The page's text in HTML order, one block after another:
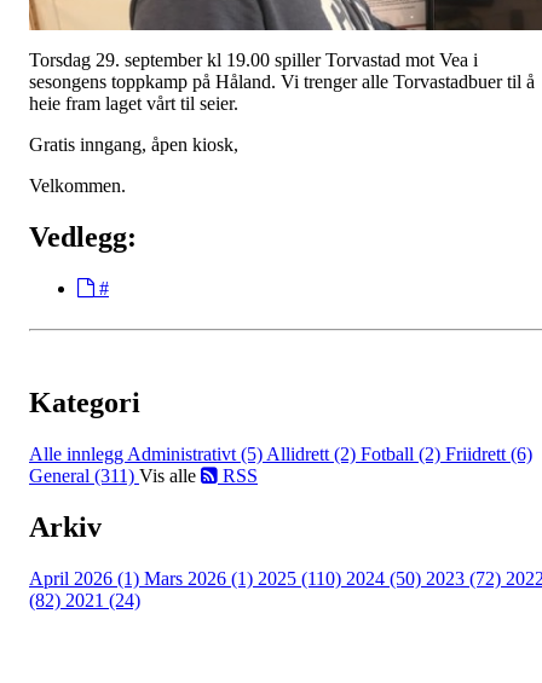
Torsdag 29. september kl 19.00 spiller Torvastad mot Vea i
sesongens toppkamp på Håland. Vi trenger alle Torvastadbuer til å
heie fram laget vårt til seier.
Gratis inngang, åpen kiosk,
Velkommen.
Vedlegg:
#
Kategori
Alle innlegg Administrativt (5) Allidrett (2) Fotball (2) Friidrett (6)
General (311) Vis alle RSS
Arkiv
April 2026 (1) Mars 2026 (1) 2025 (110) 2024 (50) 2023 (72)
(82) 2021 (24)